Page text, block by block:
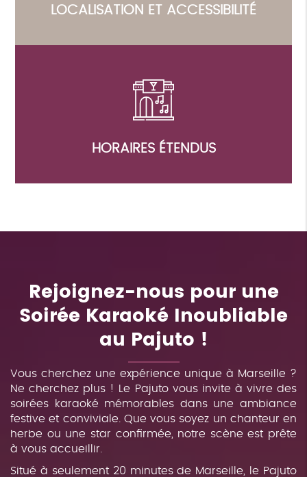
LOCALISATION ET ACCESSIBILITÉ
HORAIRES ÉTENDUS
Rejoignez-nous pour une
Soirée Karaoké Inoubliable
au Pajuto !
Vous cherchez une expérience unique à Marseille ?
Ne cherchez plus ! Le Pajuto vous invite à vivre des
soirées karaoké mémorables dans une ambiance
festive et conviviale. Que vous soyez un chanteur en
herbe ou une star confirmée, notre scène est prête
à vous accueillir.
Situé à seulement 20 minutes de Marseille, le Pajuto